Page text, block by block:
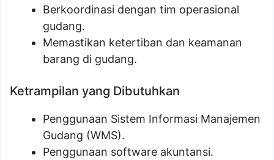
Berkoordinasi dengan tim operasional
gudang.
Memastikan ketertiban dan keamanan
barang di gudang.
Ketrampilan yang Dibutuhkan
Penggunaan Sistem Informasi Manajemen
Gudang (WMS).
Penggunaan software akuntansi.